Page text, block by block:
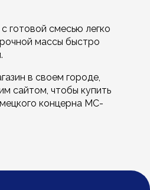
смесью легко
массы быстро
в своем городе,
сайтом, чтобы купить
концерна MC-